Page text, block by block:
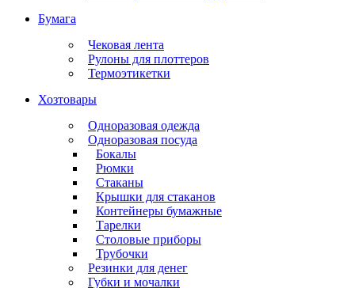
Бумага
Чековая лента
Рулоны для плоттеров
Термоэтикетки
Хозтовары
Одноразовая одежда
Одноразовая посуда
Бокалы
Рюмки
Стаканы
Крышки для стаканов
Контейнеры бумажные
Тарелки
Столовые приборы
Трубочки
Резинки для денег
Губки и мочалки